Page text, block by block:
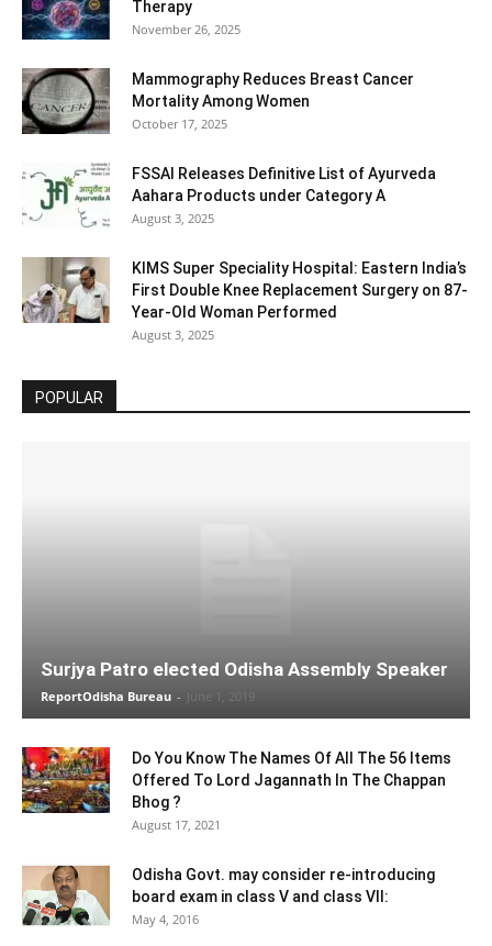
Therapy
November 26, 2025
Mammography Reduces Breast Cancer
Mortality Among Women
October 17, 2025
FSSAI Releases Definitive List of Ayurveda
Aahara Products under Category A
August 3, 2025
KIMS Super Speciality Hospital: Eastern India’s
First Double Knee Replacement Surgery on 87-
Year-Old Woman Performed
August 3, 2025
POPULAR
Surjya Patro elected Odisha Assembly Speaker
ReportOdisha Bureau - June 1, 2019
Do You Know The Names Of All The 56 Items
Offered To Lord Jagannath In The Chappan
Bhog ?
August 17, 2021
Odisha Govt. may consider re-introducing
board exam in class V and class VII:
May 4, 2016